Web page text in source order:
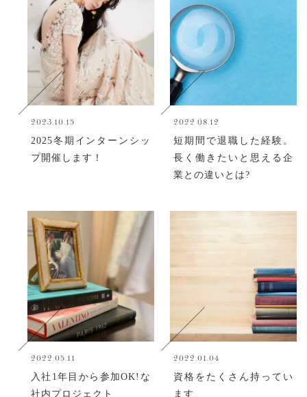
2023.10.15
2025冬期インターンシッ
プ開催します！
2022.08.12
短期間で退職した経験。
長く働きたいと思える企
業との違いとは?
2022.05.11
入社1年目から参加OK!な
社内プロジェクト
2022.01.04
資格をたくさん持ってい
ます